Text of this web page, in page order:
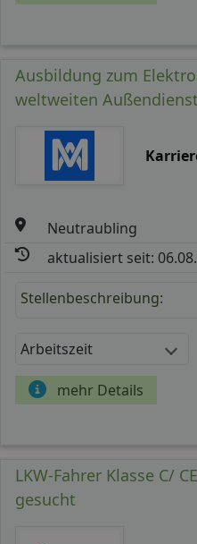
Ausbildung zum
weltweiten
Neutraubling
aktualisiert seit:
Stellenbeschreibung:
Arbeitszeit
mehr Details
LKW-Fahrer Klasse C/
gesucht